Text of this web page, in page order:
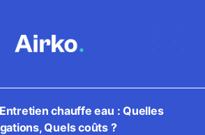
Entretien chauffe eau : Quelles
Quels coûts ?